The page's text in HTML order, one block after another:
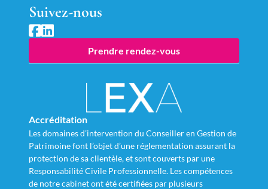
Suivez-nous
Prendre rendez-vous
Accréditation
Les domaines d’intervention du Conseiller en Gestion de
Patrimoine font l’objet d’une réglementation assurant la
protection de sa clientèle, et sont couverts par une
Responsabilité Civile Professionnelle. Les compétences
de notre cabinet ont été certifiées par plusieurs